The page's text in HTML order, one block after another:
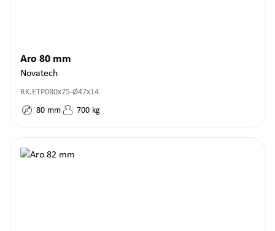
Aro 80 mm
Novatech
RK.ETP080x75-Ø47x14
80 mm 700 kg